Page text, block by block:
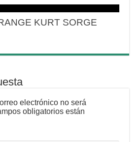
KURT SORGE
electrónico no será
obligatorios están